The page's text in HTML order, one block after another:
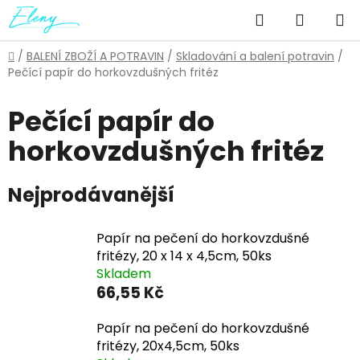
Přejít
na
obsah
Hledat
KOŠÍK
Domů
/ BALENÍ ZBOŽÍ A POTRAVIN / Skladování a balení potravin /
Pečící papír do horkovzdušných fritéz
Pečící papír do
horkovzdušných fritéz
Nejprodávanější
Papír na pečení do horkovzdušné
fritézy, 20 x 14 x 4,5cm, 50ks
Skladem
66,55 Kč
Papír na pečení do horkovzdušné
fritézy, 20x4,5cm, 50ks